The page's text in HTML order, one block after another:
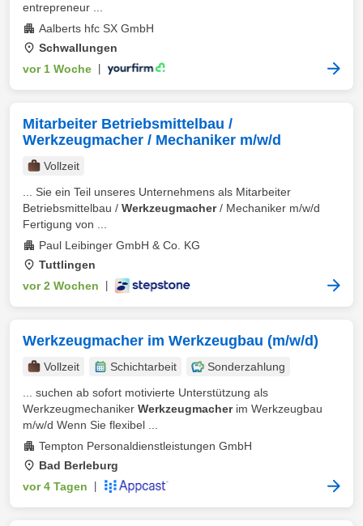
entrepreneur ...
Aalberts hfc SX GmbH
Schwallungen
vor 1 Woche
Mitarbeiter Betriebsmittelbau /
Werkzeugmacher / Mechaniker m/w/d
Vollzeit
... Sie ein Teil unseres Unternehmens als Mitarbeiter
Betriebsmittelbau / Werkzeugmacher/ Mechaniker m/w/d
Fertigung von ...
Paul Leibinger GmbH & Co. KG
Tuttlingen
vor 2 Wochen
Werkzeugmacher im Werkzeugbau (m/w/d)
Vollzeit Schichtarbeit
Sonderzahlung
... suchen ab sofort motivierte Unterstützung als
Werkzeugmechaniker Werkzeugmacherim Werkzeugbau
m/w/d Wenn Sie flexibel ...
Tempton Personaldienstleistungen GmbH
Bad Berleburg
vor 4 Tagen